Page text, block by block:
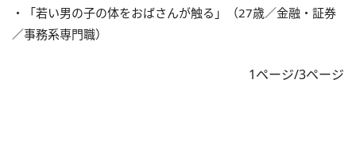
・「若い男の子の体をおばさんが触る」（27歳／金融・証券
／事務系専門職）
1ページ/3ページ